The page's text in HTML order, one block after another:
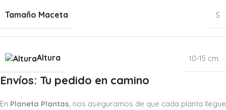
Tamaño Maceta S
Altura 10-15 cm.
Envíos: Tu pedido en camino
En Planeta Plantas , nos aseguramos de que cada planta llegue